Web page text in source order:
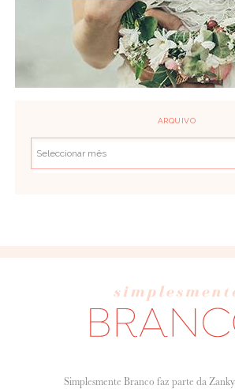
ARQUIVO
Simplesmente Branco faz parte da